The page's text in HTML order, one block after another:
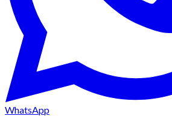
WhatsApp